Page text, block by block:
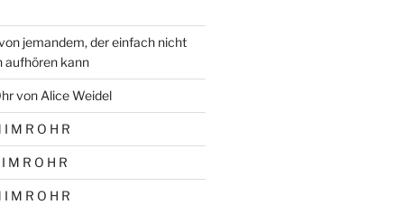
jemandem, der einfach nicht
aufhören kann
von Alice Weidel
I M R O H R
M R O H R
I M R O H R